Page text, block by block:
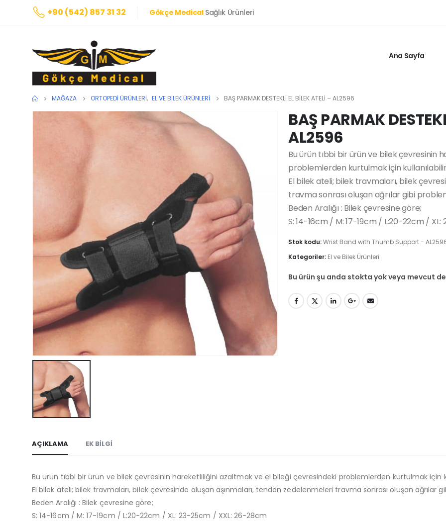
+90 (542) 857 31 32 Gökçe MedicalSağlık Ürünleri
Ana Sayfa
MAĞAZA ORTOPEDI ÜRÜNLERI, EL VE BILEK ÜRÜNLERI BAŞ PARMAK DESTEKLİ EL BİLEK ATELİ – AL2596
BAŞ PARMAK
AL2596
Bu ürün tıbbi bir ürün ve bilek çevresinin
problemlerden kurtulmak için
El bilek ateli; bilek travmaları, bilek
travma sonrası oluşan ağrılar gibi
Beden Aralığı : Bilek çevresine göre;
S: 14-16cm / M: 17-19cm / L:20-22cm /
Stok kodu:Wrist Band with Thumb Support -
Kategoriler: El ve Bilek Ürünleri
Bu ürün şu anda stokta yok veya mevcut
AÇIKLAMA EK BILGI
Bu ürün tıbbi bir ürün ve bilek çevresinin hareketliliğini azaltmak ve el bileği çevresindeki problemlerden kurtulmak için
El bilek ateli; bilek travmaları, bilek çevresinde oluşan aşınmaları, tendon zedelenmeleri travma sonrası oluşan ağrılar
Beden Aralığı : Bilek çevresine göre;
S: 14-16cm / M: 17-19cm / L:20-22cm / XL: 23-25cm / XXL: 26-28cm